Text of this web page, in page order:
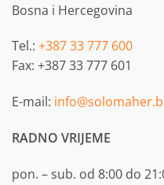
Bosna i Hercegovina
Tel.: +387 33 777 600
Fax: +387 33 777 601
E-mail:
RADNO VRIJEME
pon. – sub. od 8:00 do